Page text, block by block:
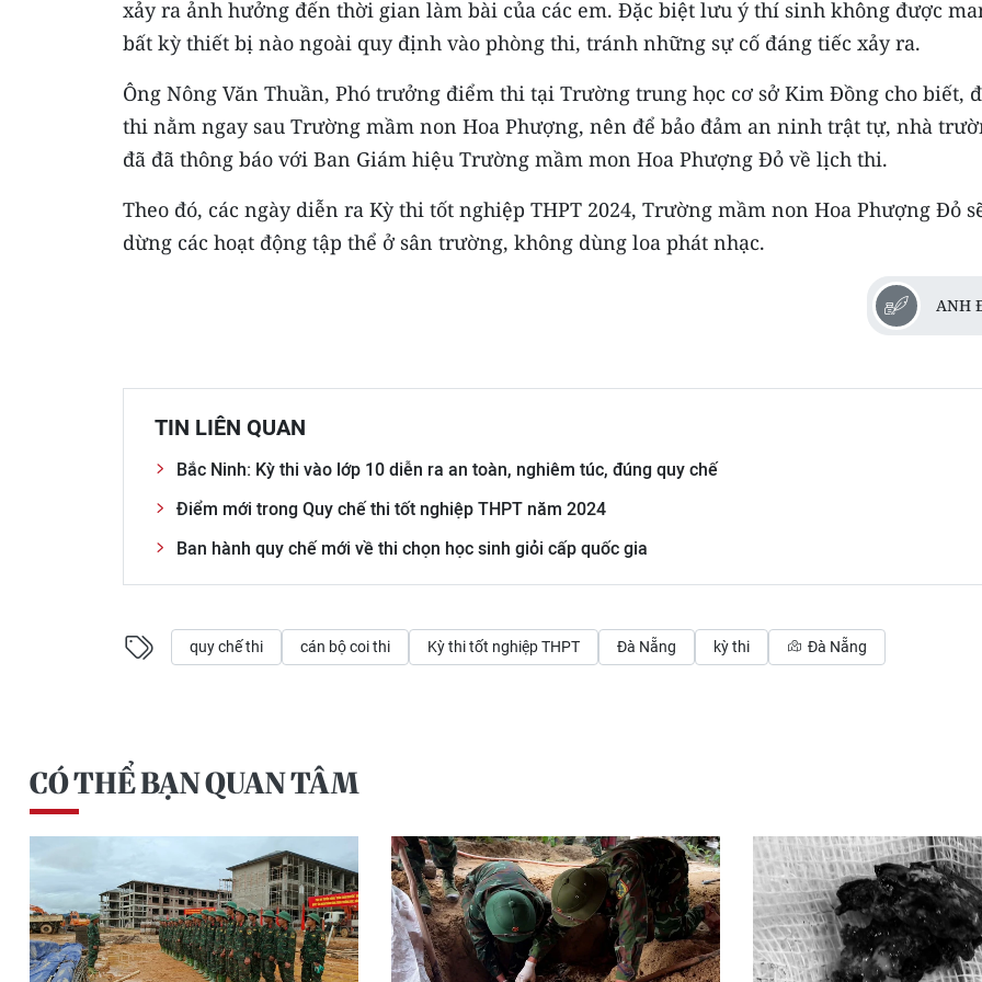
xảy ra ảnh hưởng đến thời gian làm bài của các em. Đặc biệt lưu ý thí sinh không được
bất kỳ thiết bị nào ngoài quy định vào phòng thi, tránh những sự cố đáng tiếc xảy ra.
Ông Nông Văn Thuần, Phó trưởng điểm thi tại Trường trung học cơ sở Kim Đồng cho biết,
thi nằm ngay sau Trường mầm non Hoa Phượng, nên để bảo đảm an ninh trật tự, nhà
đã đã thông báo với Ban Giám hiệu Trường mầm mon Hoa Phượng Đỏ về lịch thi.
Theo đó, các ngày diễn ra Kỳ thi tốt nghiệp THPT 2024, Trường mầm non Hoa Phượng Đỏ
dừng các hoạt động tập thể ở sân trường, không dùng loa phát nhạc.
ANH
TIN LIÊN QUAN
Bắc Ninh: Kỳ thi vào lớp 10 diễn ra an toàn, nghiêm túc, đúng quy chế
Điểm mới trong Quy chế thi tốt nghiệp THPT năm 2024
Ban hành quy chế mới về thi chọn học sinh giỏi cấp quốc gia
quy chế thi cán bộ coi thi Kỳ thi tốt nghiệp THPT Đà Nẵng kỳ thi Đà Nẵng
CÓ THỂ BẠN QUAN TÂM